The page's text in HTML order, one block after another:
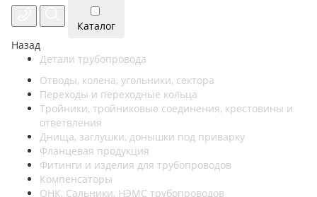
Каталог
Назад
Детали трубопровода
Отводы, колена, угольники, сектора
Переходы и переходные кольца
Тройники, тройниковые соединения, крестовины и
ответвления
Днища, заглушки, донышки под приварку
Фланцевая продукция
Фитинги и изделия для трубопроводов
Компенсаторы
ОНК, Сальники, НЭМС трубопроводов